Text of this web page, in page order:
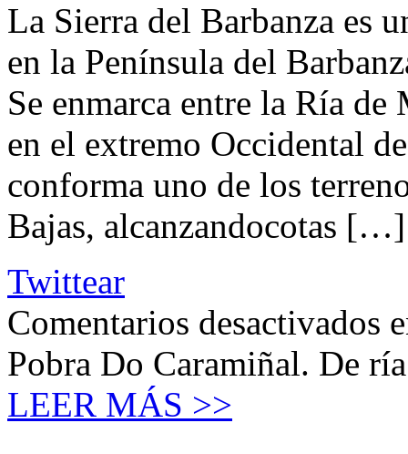
La Sierra del Barbanza es
en la Península del
Se enmarca entre la Ría
en el extremo Occidental
conforma uno de los
Bajas, alcanzandocotas […]
Twittear
Comentarios desactivados
Pobra Do Caramiñal. De
LEER MÁS >>